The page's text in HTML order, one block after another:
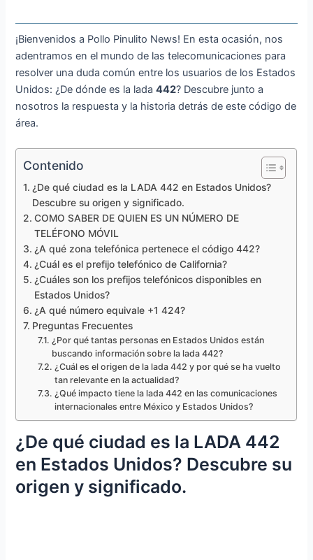
¡Bienvenidos a Pollo Pinulito News! En esta ocasión, nos
adentramos en el mundo de las telecomunicaciones para
resolver una duda común entre los usuarios de los Estados
Unidos: ¿De dónde es la lada442? Descubre junto a
nosotros la respuesta y la historia detrás de este código de
área.
Contenido
¿De qué ciudad es la LADA 442 en Estados Unidos?
Descubre su origen y significado.
COMO SABER DE QUIEN ES UN NÚMERO DE
TELÉFONO MÓVIL
¿A qué zona telefónica pertenece el código 442?
¿Cuál es el prefijo telefónico de California?
¿Cuáles son los prefijos telefónicos disponibles en
Estados Unidos?
¿A qué número equivale +1 424?
Preguntas Frecuentes
¿Por qué tantas personas en Estados Unidos están
buscando información sobre la lada 442?
¿Cuál es el origen de la lada 442 y por qué se ha vuelto
tan relevante en la actualidad?
¿Qué impacto tiene la lada 442 en las comunicaciones
internacionales entre México y Estados Unidos?
¿De qué ciudad es la LADA 442
en Estados Unidos? Descubre su
origen y significado.